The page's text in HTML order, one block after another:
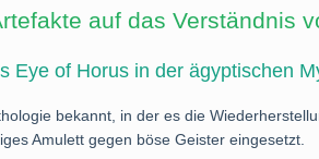
auf das Verständnis
Eye of Horus in der ägyptischen
bekannt, in der es die
Amulett gegen böse Geister eingesetzt.